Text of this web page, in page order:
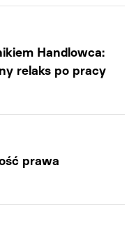
Handlowca:
relaks po pracy
prawa